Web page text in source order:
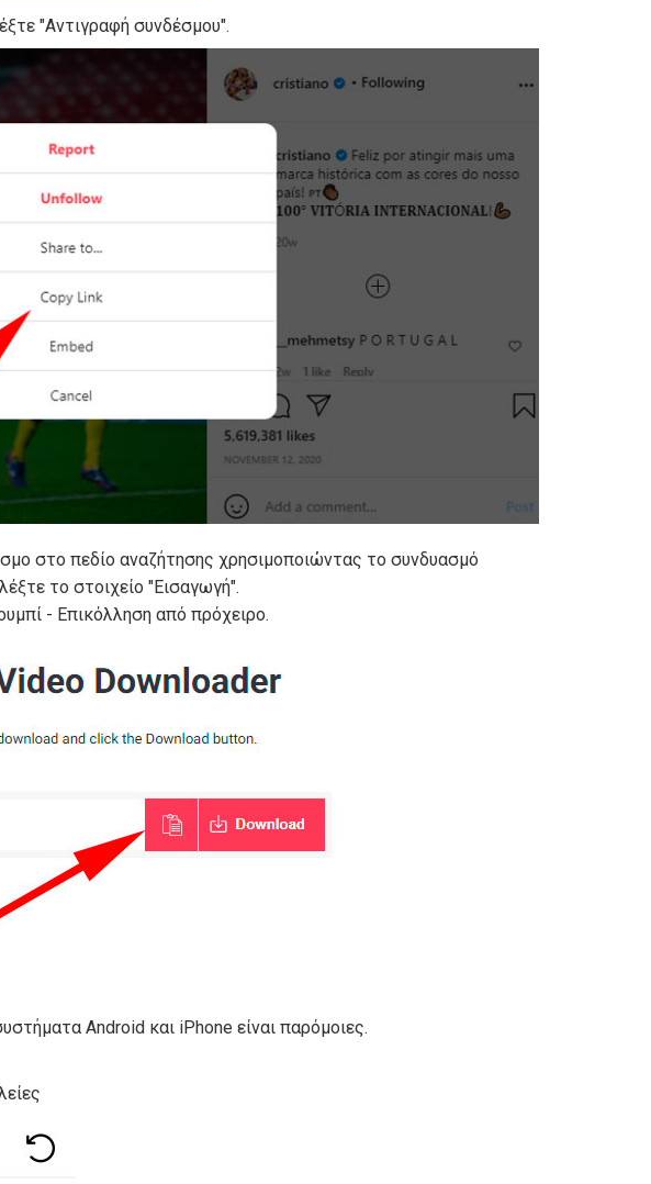
"Αντιγραφή συνδέσμου".
στο πεδίο αναζήτησης χρησιμοποιώντας το συνδυασμό
το στοιχείο "Εισαγωγή".
- Επικόλληση από πρόχειρο.
Android και iPhone είναι παρόμοιες.